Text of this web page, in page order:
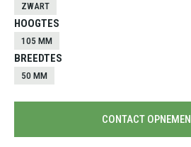
ZWART
HOOGTES
105 MM
BREEDTES
50 MM
CONTACT OPNEMEN